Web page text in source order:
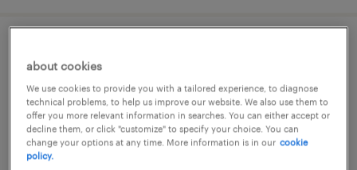
ンター
福岡県福岡市中央区, 福岡県
temp to perm
¥1400.00 per hour
about cookies
We use cookies to provide you with a tailored experience, to diagnose
technical problems, to help us improve our website. We also use them to
offer you more relevant information in searches. You can either accept or
decline them, or click "customize" to specify your choice. You can
change your options at any time. More information is in our cookie
policy.